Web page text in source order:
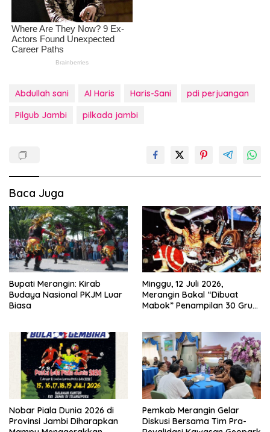
Abdullah sani Al Haris Haris-Sani
pdi perjuangan
Pilgub Jambi
pilkada jambi
Baca Juga
Bupati Merangin: Kirab
Budaya Nasional PKJM Luar
Biasa
Minggu, 12 Juli 2026,
Merangin Bakal “Dibuat
Mabok” Penampilan 30 Grup
Nobar Piala Dunia 2026 di
Provinsi Jambi Diharapkan
Pemkab Merangin Gelar
Diskusi Bersama Tim Pra-